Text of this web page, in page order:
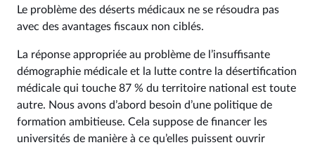
Le problème des déserts médicaux ne se résoudra pas
avec des avantages fiscaux non ciblés.
La réponse appropriée au problème de l’insuffisante
démographie médicale et la lutte contre la désertification
médicale qui touche 87 % du territoire national est toute
autre. Nous avons d’abord besoin d’une politique de
formation ambitieuse. Cela suppose de financer les
universités de manière à ce qu’elles puissent ouvrir